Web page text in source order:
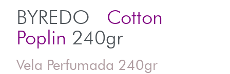
BYREDO
Cotton
Poplin 240gr
Vela Perfumada 240gr